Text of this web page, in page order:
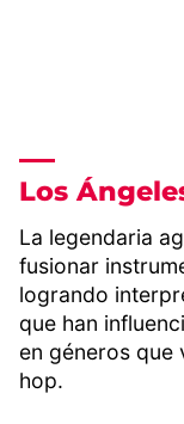
Los
La legendaria
fusionar
logrando
que han
en géneros que
hop.